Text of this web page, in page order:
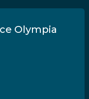
Olympia